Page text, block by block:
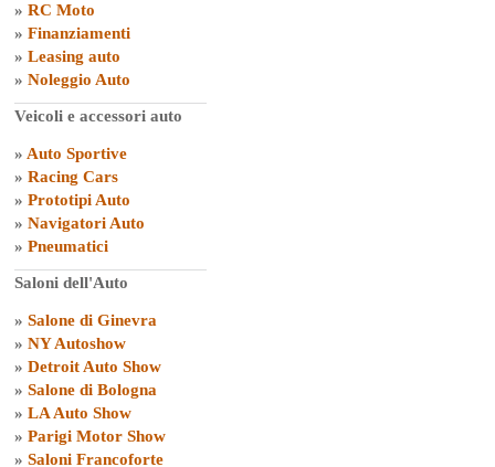
» RC Moto
» Finanziamenti
» Leasing auto
» Noleggio Auto
Veicoli e accessori auto
» Auto Sportive
» Racing Cars
» Prototipi Auto
» Navigatori Auto
» Pneumatici
Saloni dell'Auto
» Salone di Ginevra
» NY Autoshow
» Detroit Auto Show
» Salone di Bologna
» LA Auto Show
» Parigi Motor Show
» Saloni Francoforte